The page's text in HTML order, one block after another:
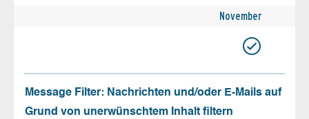
November
Message Filter: Nachrichten und/oder E-Mails auf
Grund von unerwünschtem Inhalt filtern